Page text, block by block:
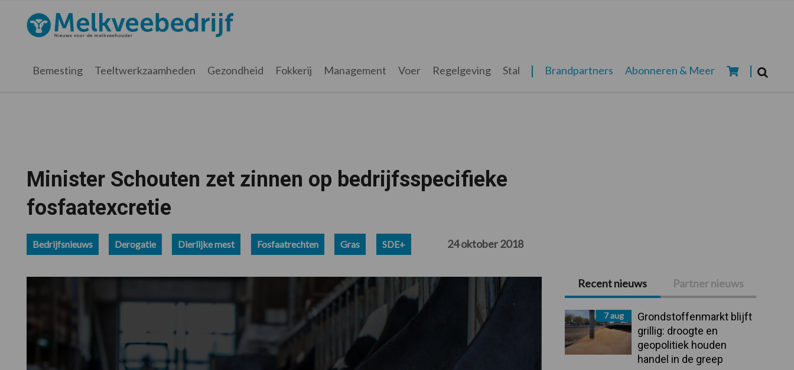
hoofdnavigatie
hoofd
eerste
voettekst
Melkveebedrijf.nl
Bemesting Teeltwerkzaamheden Gezondheid Fokkerij Management Voer Regelgeving Stal Brandpartners Abonneren & Meer
Minister Schouten zet zinnen op bedrijfsspecifieke
fosfaatexcretie
Bedrijfsnieuws Derogatie Dierlijke mest Fosfaatrechten Gras SDE+ 24 oktober 2018
Primaire
Sidebar
Recent nieuws Partner nieuws
7 aug
Grondstoffenmarkt blijft
grillig: droogte en
geopolitiek houden
handel in de greep